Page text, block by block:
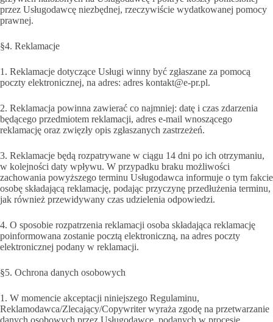
przez Usługodawcę niezbędnej, rzeczywiście wydatkowanej pomocy
prawnej.
§4. Reklamacje
1. Reklamacje dotyczące Usługi winny być zgłaszane za pomocą
poczty elektronicznej, na adres: adres kontakt@e-pr.pl.
2. Reklamacja powinna zawierać co najmniej: datę i czas zdarzenia
będącego przedmiotem reklamacji, adres e-mail wnoszącego
reklamację oraz zwięzły opis zgłaszanych zastrzeżeń.
3. Reklamacje będą rozpatrywane w ciągu 14 dni po ich otrzymaniu,
w kolejności daty wpływu. W przypadku braku możliwości
zachowania powyższego terminu Usługodawca informuje o tym fakcie
osobę składającą reklamację, podając przyczynę przedłużenia terminu,
jak również przewidywany czas udzielenia odpowiedzi.
4. O sposobie rozpatrzenia reklamacji osoba składająca reklamację
poinformowana zostanie pocztą elektroniczną, na adres poczty
elektronicznej podany w reklamacji.
§5. Ochrona danych osobowych
1. W momencie akceptacji niniejszego Regulaminu,
Reklamodawca/Zlecający/Copywriter wyraża zgodę na przetwarzanie
danych osobowych przez Usługodawcę, podanych w procesie